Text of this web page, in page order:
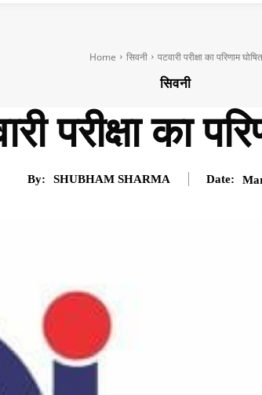
Home सिवनी पटवारी परीक्षा का परिणाम घोषित
सिवनी
परीक्षा का
By: SHUBHAM SHARMA Date: